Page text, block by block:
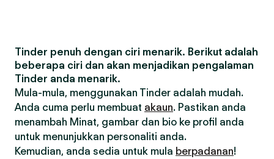
Tinder penuh dengan ciri menarik. Berikut adalah
beberapa ciri dan akan menjadikan pengalaman
Tinder anda menarik.
Mula-mula, menggunakan Tinder adalah mudah.
Anda cuma perlu membuat akaun. Pastikan anda
menambah Minat, gambar dan bio ke profil anda
untuk menunjukkan personaliti anda.
Kemudian, anda sedia untuk mula berpadanan!